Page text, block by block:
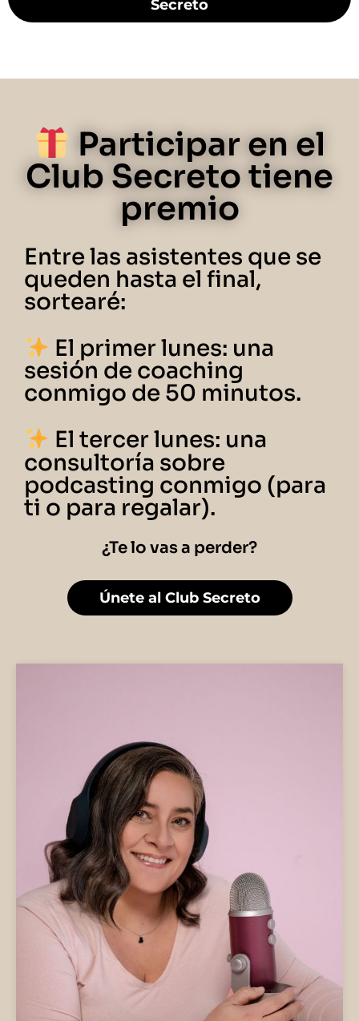
Secreto
Participar en el
Club Secreto tiene
premio
Entre las asistentes que se
queden hasta el final,
sortearé:
El primer lunes: una
sesión de coaching
conmigo de 50 minutos.
El tercer lunes: una
consultoría sobre
podcasting conmigo (para
ti o para regalar).
¿Te lo vas a perder?
Únete al Club Secreto